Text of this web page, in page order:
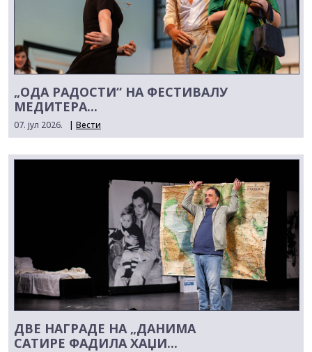
„ОДА РАДОСТИ“ НА ФЕСТИВАЛУ
МЕДИТЕРА...
07. јул 2026. | Вести
ДВЕ НАГРАДЕ НА „ДАНИМА
САТИРЕ ФАДИЛА ХАЏИ...